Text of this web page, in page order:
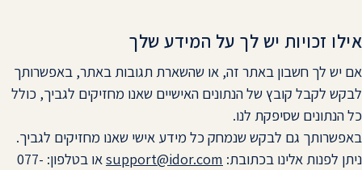
אילו זכויות יש לך על המידע שלך
אם יש לך חשבון באתר זה, או שהשארת תגובות באתר, באפשרותך
לבקש לקבל קובץ של הנתונים האישיים שאנו מחזיקים לגביך, כולל
כל הנתונים שסיפקת לנו.
באפשרותך גם לבקש שנמחק כל מידע אישי שאנו מחזיקים לגביך.
ניתן לפנות אלינו בכתובת: support@idor.com
או בטלפון: 077-